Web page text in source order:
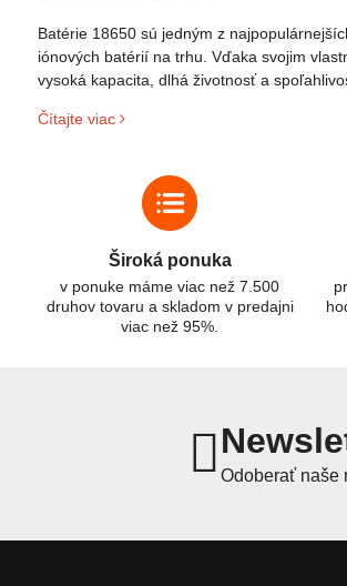
Batérie 18650 sú jedným z
iónových batérií na trhu. Vďaka svojim
vysoká kapacita, dlhá životnosť a
zariadení až po elektrické vozidlá.
efektívnemu a bezpečnému využitiu.
Čítajte viac
Široká ponuka
v ponuke máme viac než 7.500
druhov tovaru a skladom v predajni
viac než 95%.
Odoberať naše